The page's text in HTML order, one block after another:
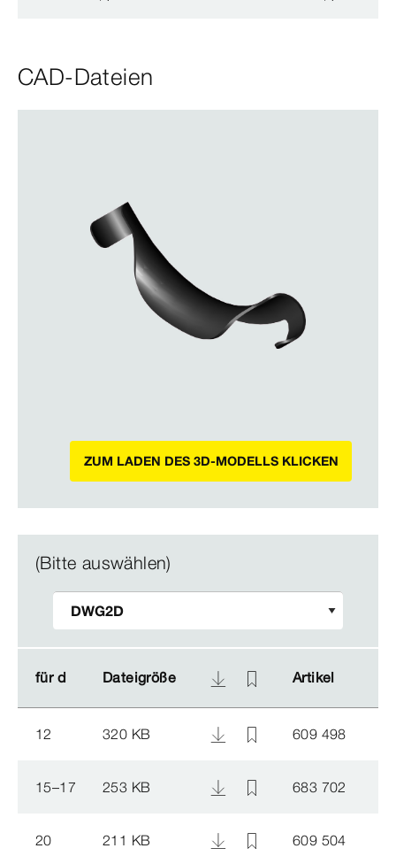
CAD-Dateien
ZUM LADEN DES 3D-MODELLS KLICKEN
(Bitte auswählen)
für d Dateigröße Artikel
für d Dateigröße Artikel
12 320 KB 609 498
15–17 253 KB 683 702
20 211 KB 609 504